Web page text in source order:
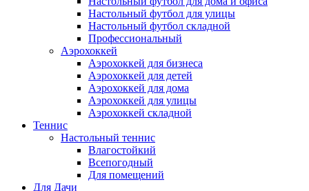
Настольный футбол для улицы
Настольный футбол складной
Профессиональный
Аэрохоккей
Аэрохоккей для бизнеса
Аэрохоккей для детей
Аэрохоккей для дома
Аэрохоккей для улицы
Аэрохоккей складной
Теннис
Настольный теннис
Влагостойкий
Всепогодный
Для помещений
Для Дачи